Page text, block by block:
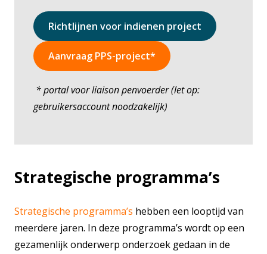
Richtlijnen voor indienen project
Aanvraag PPS-project*
* portal voor liaison penvoerder (let op:
gebruikersaccount noodzakelijk)
Strategische programma’s
Strategische programma’s hebben een looptijd van
meerdere jaren. In deze programma’s wordt op een
gezamenlijk onderwerp onderzoek gedaan in de